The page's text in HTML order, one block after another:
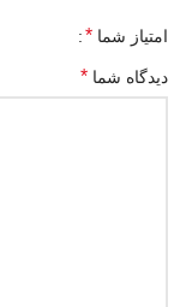
امتیاز شما *
دیدگاه شما *